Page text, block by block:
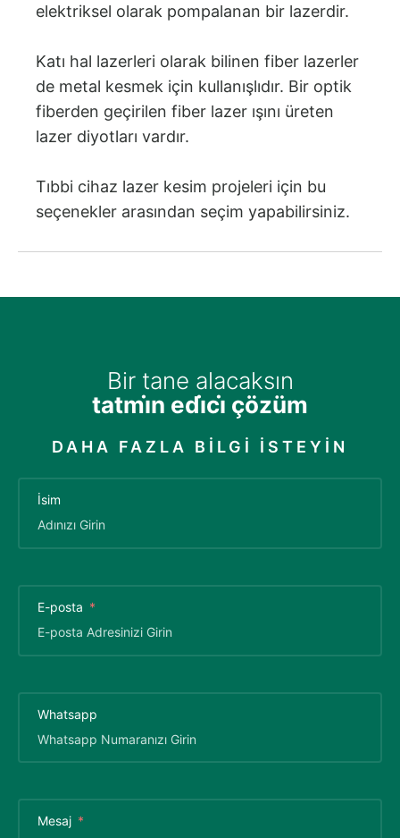
elektriksel olarak pompalanan bir lazerdir.
Katı hal lazerleri olarak bilinen fiber lazerler
de metal kesmek için kullanışlıdır. Bir optik
fiberden geçirilen fiber lazer ışını üreten
lazer diyotları vardır.
Tıbbi cihaz lazer kesim projeleri için bu
seçenekler arasından seçim yapabilirsiniz.
Bir tane alacaksın
tatmi̇n edi̇ci̇ çözüm
DAHA FAZLA BILGI ISTEYIN
İsim
E-posta
Whatsapp
Mesaj